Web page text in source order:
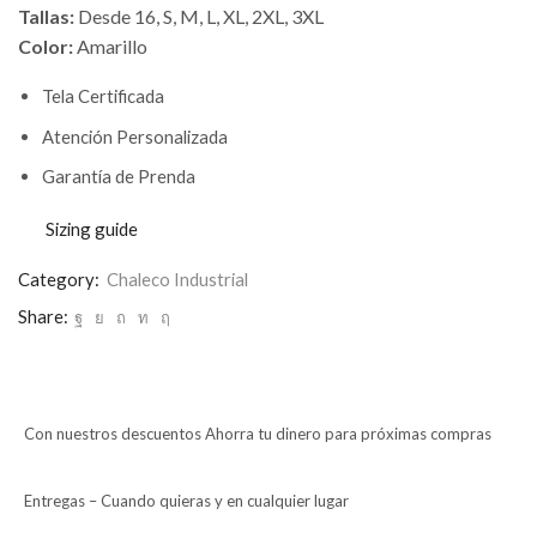
Tallas: Desde 16, S, M, L, XL, 2XL, 3XL
Color:Amarillo
Tela Certificada
Atención Personalizada
Garantía de Prenda
Sizing guide
Category: Chaleco Industrial
Share:
Con nuestros descuentos Ahorra tu dinero para próximas compras
Entregas – Cuando quieras y en cualquier lugar